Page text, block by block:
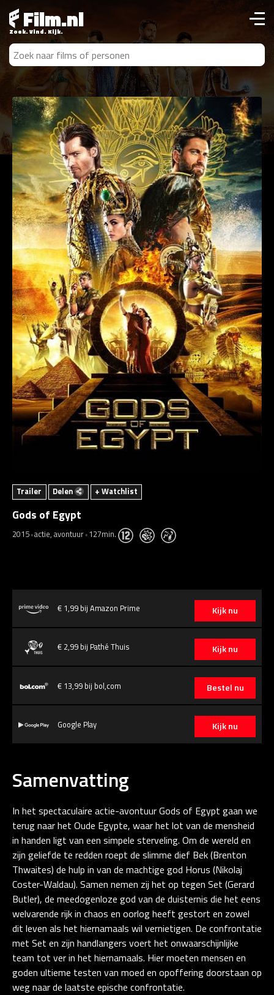
Film.nl
Zoek. Vind. Kijk.
Trailer Delen + Watchlist
Gods of Egypt
2015 actie, avontuur 127min.
Kijk nu
€ 1,99 bij Amazon Prime
Kijk nu
€ 2,99 bij Pathé Thuis
Bestel nu
€ 13,99 bij bol,com
Kijk nu
Google Play
Samenvatting
In het spectaculaire actie-avontuur Gods of Egypt gaan we
terug naar het Oude Egypte, waar het lot van de mensheid
in handen ligt van een simpele sterveling. Om de wereld en
zijn geliefde te redden roept de slimme dief Bek (Brenton
Thwaites) de hulp in van de machtige god Horus (Nikolaj
Coster-Waldau). Samen nemen zij het op tegen Set (Gerard
Butler), de meedogenloze god van de duisternis die het eens
welvarende rijk in chaos en oorlog heeft gestort en zowel
dit leven als het hiernamaals wil vernietigen. De confrontatie
met Set en zijn handlangers voert het onwaarschijnlijke
team tot ver in het hiernamaals. Hier moeten mensen en
goden ultieme testen van moed en opoffering doorstaan op
weg naar de laatste epische confrontatie.